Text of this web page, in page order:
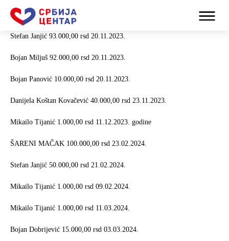
Stefan Janjić 93.000,00 rsd 20.11.2023.
Bojan Miljuš 92.000,00 rsd 20.11.2023.
Bojan Panović 10.000,00 rsd 20.11.2023.
Danijela Koštan Kovačević 40.000,00 rsd 23.11.2023.
Mikailo Tijanić 1.000,00 rsd 11.12.2023. godine
ŠARENI MAČAK 100.000,00 rsd 23.02.2024.
Stefan Janjić 50.000,00 rsd 21.02.2024.
Mikailo Tijanić 1.000,00 rsd 09.02.2024.
Mikailo Tijanić 1.000,00 rsd 11.03.2024.
Bojan Dobrijević 15.000,00 rsd 03.03.2024.